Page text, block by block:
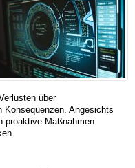
über
Konsequenzen. Angesichts
proaktive Maßnahmen